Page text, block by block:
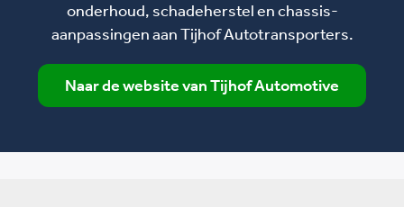
onderhoud, schadeherstel en chassis-
aanpassingen aan Tijhof Autotransporters.
Naar de website van Tijhof Automotive